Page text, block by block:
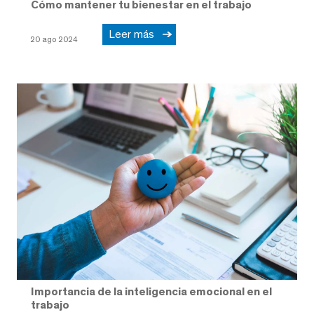
Cómo mantener tu bienestar en el trabajo
20 ago 2024 Leer más
Importancia de la inteligencia emocional en el
trabajo